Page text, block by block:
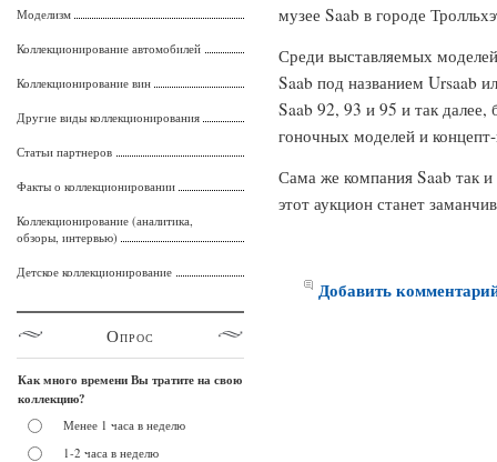
музее Saab в городе
Среди выставляемых
Saab под названием Ursaab
Saab 92, 93 и 95 и так далее,
гоночных моделей и
Сама же компания Saab так и
этот аукцион станет
Добавить
Моделизм
Коллекционирование автомобилей
Коллекционирование вин
Другие виды коллекционирования
Статьи партнеров
Факты о коллекционировании
Коллекционирование (аналитика,
обзоры, интервью)
Детское коллекционирование
Опрос
Как много времени Вы тратите на свою
коллекцию?
Менее 1 часа в неделю
1-2 часа в неделю